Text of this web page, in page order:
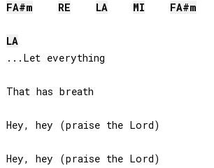
FA#m RE LA MI FA#m
LA
...Let everything
That has breath
Hey, hey (praise the Lord)
Hey, hey (praise the Lord)